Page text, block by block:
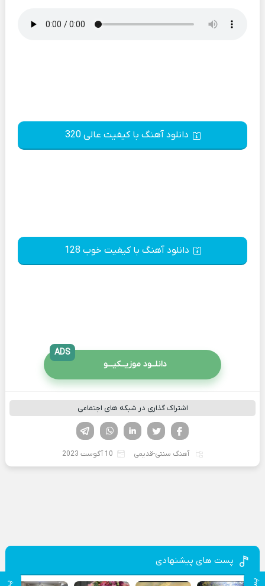
دانلود آهنگ با کیفیت عالی 320
دانلود آهنگ با کیفیت خوب 128
دانلــود موزیــکیـــو
ADS
اشتراک گذاری در شبکه های اجتماعی
لینکدین تویتر
فیسوک
آهنگ سنتی-قدیمی 10 آگوست 2023
پست های پیشنهادی